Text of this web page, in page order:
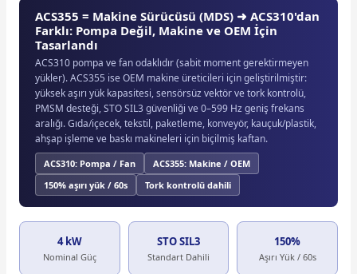
ACS355 = Makine Sürücüsü (MDS) ➜ ACS310'dan
Farklı: Pompa Değil, Makine ve OEM İçin
Tasarlandı
ACS310 pompa ve fan odaklıdır (sabit moment gerektirmeyen
yükler). ACS355 ise OEM makine üreticileri için geliştirilmiştir:
yüksek aşırı yük kapasitesi, sensörsüz vektör ve tork kontrolü,
PMSM desteği, STO SIL3 güvenliği ve 0–599 Hz geniş frekans
aralığı. Gıda/içecek, tekstil, paketleme, konveyör, kauçuk/plastik,
ahşap işleme ve baskı makineleri için biçilmiş kaftan.
ACS310: Pompa / Fan
ACS355: Makine / OEM
150% aşırı yük / 60s
Tork kontrolü dahili
4 kW
Nominal Güç
STO SIL3
Standart Dahili
150%
Aşırı Yük / 60s